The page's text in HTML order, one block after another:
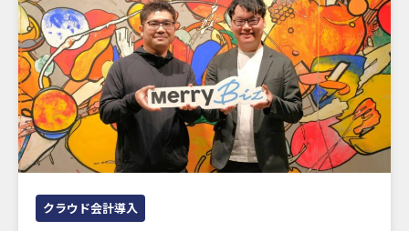
クラウド会計導入